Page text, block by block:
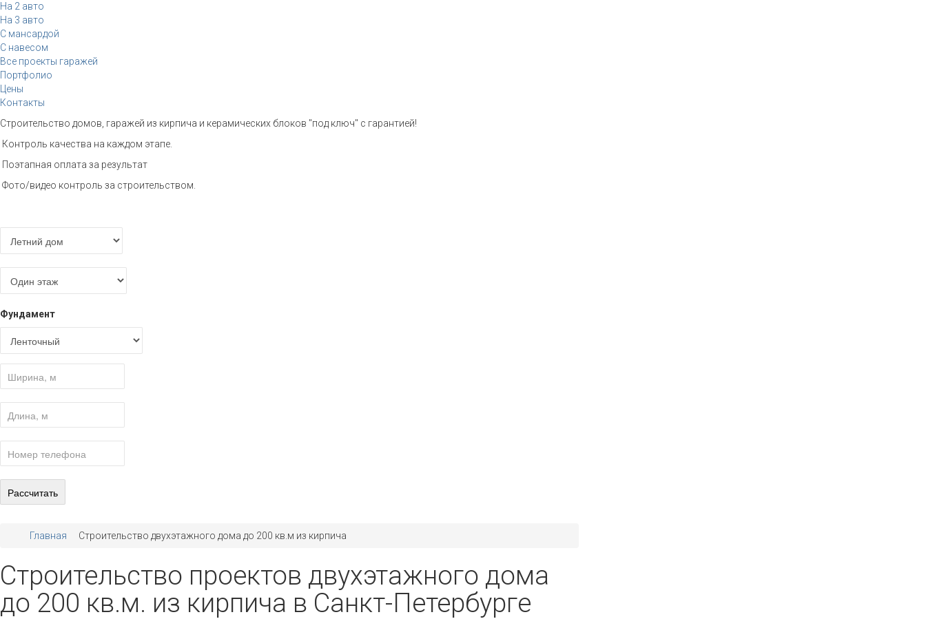
На 2 авто
На 3 авто
С мансардой
С навесом
Все проекты гаражей
Портфолио
Цены
Контакты
Строительство домов, гаражей из кирпича и керамических блоков "под ключ" с гарантией!
Контроль качества на каждом этапе.
Поэтапная оплата за результат
Фото/видео контроль за строительством.
Фундамент
Главная Строительство двухэтажного дома до 200 кв.м из кирпича
Строительство проектов двухэтажного дома
до 200 кв.м. из кирпича в Санкт-Петербурге